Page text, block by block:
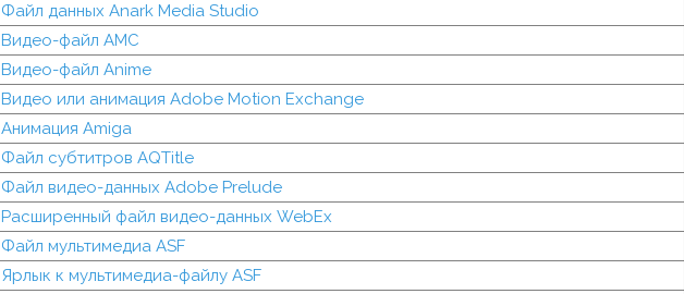
Файл данных Anark Media Studio
Видео-файл AMC
Видео-файл Anime
Видео или анимация Adobe Motion Exchange
Анимация Amiga
Файл субтитров AQTitle
Файл видео-данных Adobe Prelude
Расширенный файл видео-данных WebEx
Файл мультимедиа ASF
Ярлык к мультимедиа-файлу ASF